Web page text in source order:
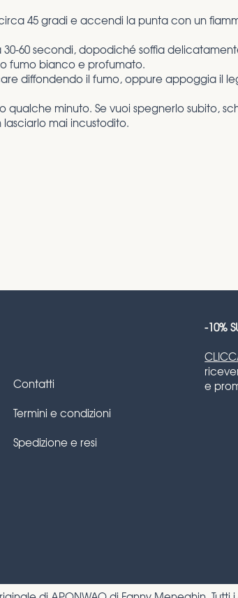
45 gradi e accendi la punta con un
60 secondi, dopodiché soffia
fumo bianco e profumato.
diffondendo il fumo, oppure appoggia il
qualche minuto. Se vuoi spegnerlo subito,
mai incustodito.
Contatti
Termini e condizioni
Spedizione e resi
-10%
e